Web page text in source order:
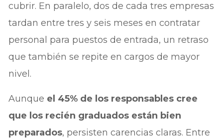
cubrir. En paralelo, dos de cada tres empresas
tardan entre tres y seis meses en contratar
personal para puestos de entrada, un retraso
que también se repite en cargos de mayor
nivel.
Aunque el 45% de los responsables cree
que los recién graduados están bien
preparados, persisten carencias claras. Entre